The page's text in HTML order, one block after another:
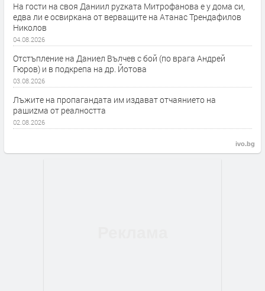
На гости на своя Даниил руzката Митрофанова е у дома си,
едва ли е освиркана от верващите на Атанас Трендафилов
Николов
04.08.2026
Отстъпление на Даниел Вълчев с бой (по врага Андрей
Гюров) и в подкрепа на др. Йотова
03.08.2026
Лъжите на пропагандата им издават отчаянието на
рашиzма от реалността
02.08.2026
ivo.bg